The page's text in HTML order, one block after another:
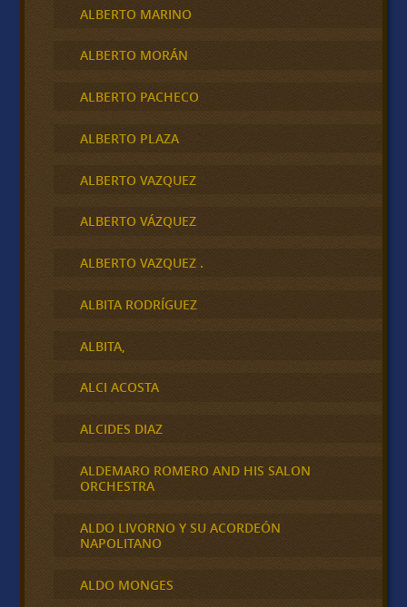
ALBERTO MARINO
ALBERTO MORÁN
ALBERTO PACHECO
ALBERTO PLAZA
ALBERTO VAZQUEZ
ALBERTO VÁZQUEZ
ALBERTO VAZQUEZ .
ALBITA RODRÍGUEZ
ALBITA,
ALCI ACOSTA
ALCIDES DIAZ
ALDEMARO ROMERO AND HIS SALON
ORCHESTRA
ALDO LIVORNO Y SU ACORDEÓN
NAPOLITANO
ALDO MONGES